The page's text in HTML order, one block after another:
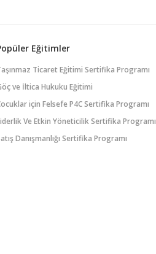
Eğitimler
Ticaret Eğitimi Sertifika Programı
ve İltica Hukuku Eğitimi
için Felsefe P4C Sertifika Programı
Ve Etkin Yöneticilik Sertifika Programı
Danışmanlığı Sertifika Programı